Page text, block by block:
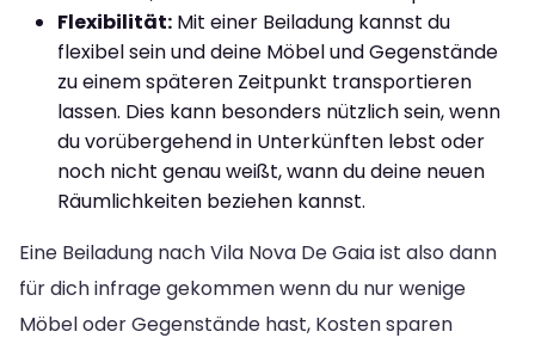
Flexibilität: Mit einer Beiladung kannst du
flexibel sein und deine Möbel und Gegenstände
zu einem späteren Zeitpunkt transportieren
lassen. Dies kann besonders nützlich sein, wenn
du vorübergehend in Unterkünften lebst oder
noch nicht genau weißt, wann du deine neuen
Räumlichkeiten beziehen kannst.
Eine Beiladung nach Vila Nova De Gaia ist also dann
für dich infrage gekommen wenn du nur wenige
Möbel oder Gegenstände hast, Kosten sparen